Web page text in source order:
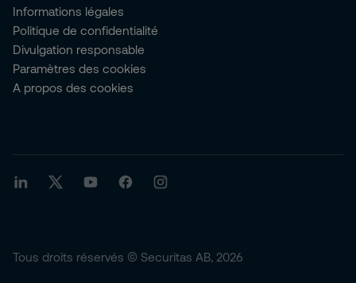
Informations légales
Politique de confidentialité
Divulgation responsable
Paramètres des cookies
A propos des cookies
Tous droits réservés © Securitas AB, 2026